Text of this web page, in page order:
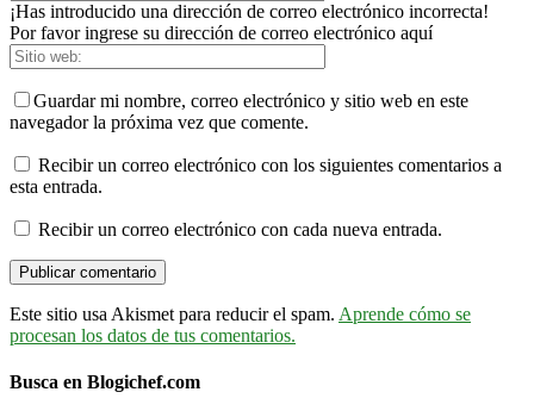
¡Has introducido una dirección de correo electrónico incorrecta!
Por favor ingrese su dirección de correo electrónico aquí
Guardar mi nombre, correo electrónico y sitio web en este
navegador la próxima vez que comente.
Recibir un correo electrónico con los siguientes comentarios a
esta entrada.
Recibir un correo electrónico con cada nueva entrada.
Este sitio usa Akismet para reducir el spam. Aprende cómo se
procesan los datos de tus comentarios.
Busca en Blogichef.com